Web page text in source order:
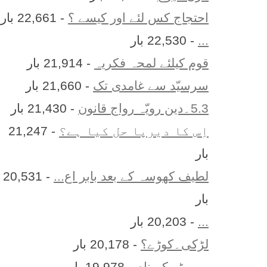
احتجاج کس لئے اور کیسے ؟ - 22,661 بار
- 22,530 بار
قوم کیلئے لمحہ فکریہ
- 21,914 بار
سرسیّد سے غامدی تک - 21,660 بار
5.3۔دین رویّہ رواج قانون
- 21,430 بار
اِس کا ديرپا حل کيا ہے؟
- 21,247
بار
لطیف کھوسہ کے بعد بابر اع...
- 20,531
بار
- 20,203 بار
لڑکی۔کوڑے؟ - 20,178 بار